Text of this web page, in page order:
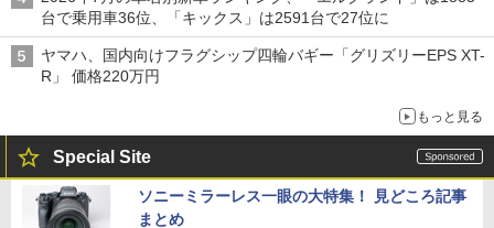
台で乗用車36位、「キックス」は2591台で27位に
ヤマハ、国内向けフラグシップ四輪バギー「グリズリーEPS XT-
R」 価格220万円
もっと見る
Special Site
ソニーミラーレス一眼の大特集！ 見どころ記事
まとめ